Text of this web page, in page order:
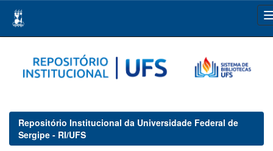
navigation
Repositório Institucional da Universidade Federal de
Sergipe - RI/UFS